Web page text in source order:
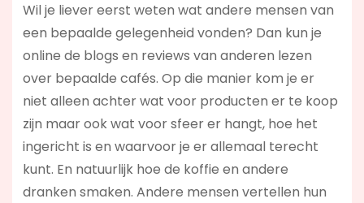
Wil je liever eerst weten wat andere mensen van
een bepaalde gelegenheid vonden? Dan kun je
online de blogs en reviews van anderen lezen
over bepaalde cafés. Op die manier kom je er
niet alleen achter wat voor producten er te koop
zijn maar ook wat voor sfeer er hangt, hoe het
ingericht is en waarvoor je er allemaal terecht
kunt. En natuurlijk hoe de koffie en andere
dranken smaken. Andere mensen vertellen hun